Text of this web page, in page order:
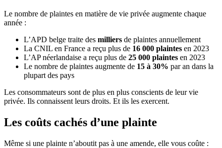
Le nombre de plaintes en matière de vie privée augmente chaque
année :
L’APD belge traite des milliers de plaintes annuellement
La CNIL en France a reçu plus de 16 000 plaintes en 2023
L’AP néerlandaise a reçu plus de 25 000 plaintes en 2023
Le nombre de plaintes augmente de 15 à 30% par an dans la
plupart des pays
Les consommateurs sont de plus en plus conscients de leur vie
privée. Ils connaissent leurs droits. Et ils les exercent.
Les coûts cachés d’une plainte
Même si une plainte n’aboutit pas à une amende, elle vous coûte :